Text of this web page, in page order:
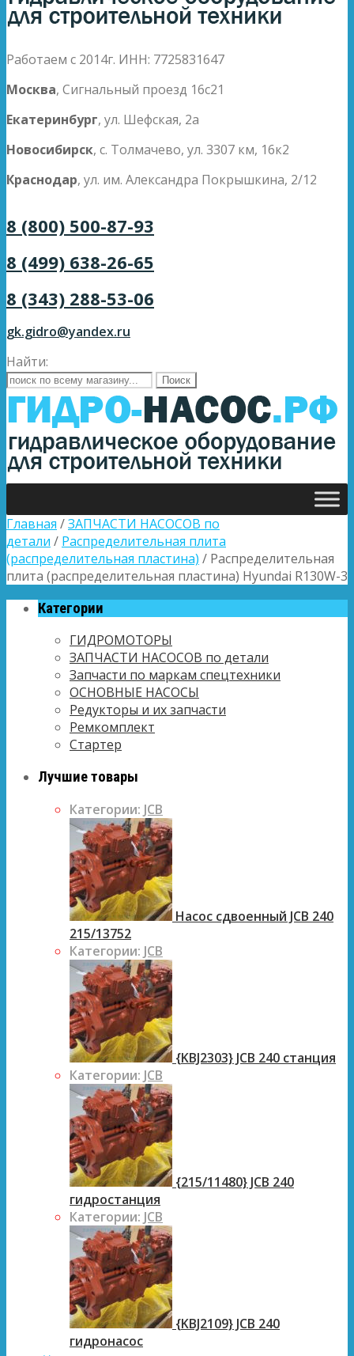
Работаем с 2014г. ИНН: 7725831647
Москва, Сигнальный проезд 16с21
Екатеринбург, ул. Шефская, 2а
Новосибирск, с. Толмачево, ул. 3307 км, 16к2
Краснодар, ул. им. Александра Покрышкина, 2/12
8 (800) 500-87-93
8 (499) 638-26-65
8 (343) 288-53-06
gk.gidro@yandex.ru
Найти:
Главная /ЗАПЧАСТИ НАСОСОВ по
детали / Распределительная плита
(распределительная пластина) / Распределительная
плита (распределительная пластина) Hyundai R130W-3
Категории
ГИДРОМОТОРЫ
ЗАПЧАСТИ НАСОСОВ по детали
Запчасти по маркам спецтехники
ОСНОВНЫЕ НАСОСЫ
Редукторы и их запчасти
Ремкомплект
Стартер
Лучшие товары
Категории: JCB
Насос сдвоенный JCB 240
215/13752
Категории: JCB
{KBJ2303} JCB 240 станция
Категории: JCB
{215/11480} JCB 240
гидростанция
Категории: JCB
{KBJ2109} JCB 240
гидронасос